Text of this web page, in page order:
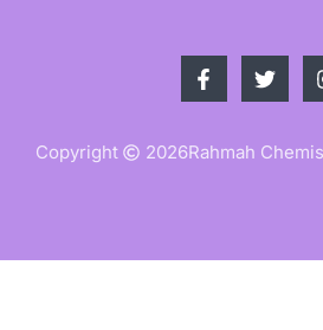
Copyright 2026Rahmah